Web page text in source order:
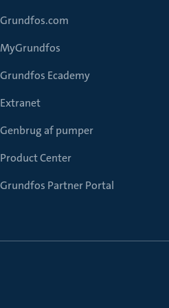
Grundfos.com
MyGrundfos
Grundfos Ecademy
Extranet
Genbrug af pumper
Product Center
Grundfos Partner Portal